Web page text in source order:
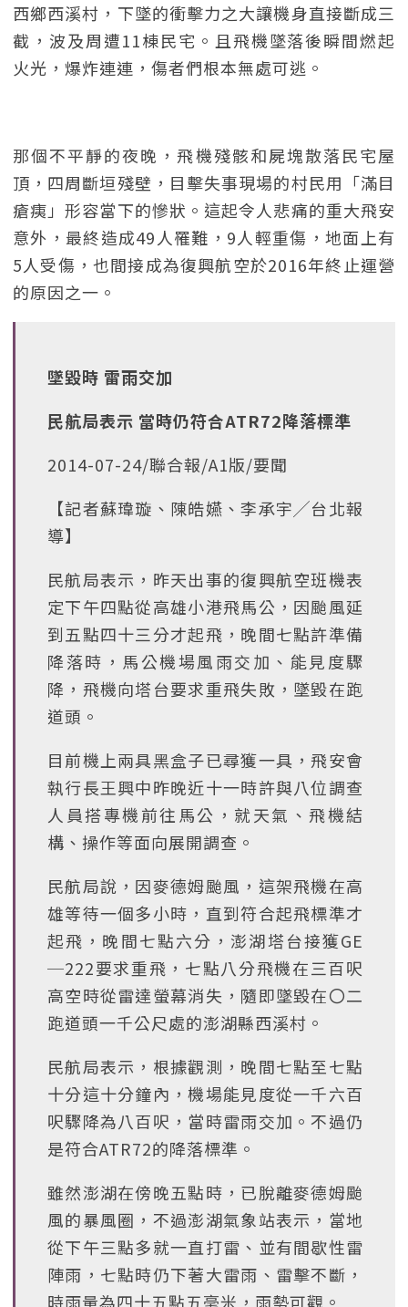
西鄉西溪村，下墜的衝擊力之大讓機身直接斷成三
截，波及周遭11棟民宅。且飛機墜落後瞬間燃起
火光，爆炸連連，傷者們根本無處可逃。
那個不平靜的夜晚，飛機殘骸和屍塊散落民宅屋
頂，四周斷垣殘壁，目擊失事現場的村民用「滿目
瘡痍」形容當下的慘狀。這起令人悲痛的重大飛安
意外，最終造成49人罹難，9人輕重傷，地面上有
5人受傷，也間接成為復興航空於2016年終止運營
的原因之一。
墜毀時 雷雨交加
民航局表示 當時仍符合ATR72降落標準
2014-07-24/聯合報/A1版/要聞
【記者蘇瑋璇、陳皓嬿、李承宇╱台北報
導】
民航局表示，昨天出事的復興航空班機表
定下午四點從高雄小港飛馬公，因颱風延
到五點四十三分才起飛，晚間七點許準備
降落時，馬公機場風雨交加、能見度驟
降，飛機向塔台要求重飛失敗，墜毀在跑
道頭。
目前機上兩具黑盒子已尋獲一具，飛安會
執行長王興中昨晚近十一時許與八位調查
人員搭專機前往馬公，就天氣、飛機結
構、操作等面向展開調查。
民航局說，因麥德姆颱風，這架飛機在高
雄等待一個多小時，直到符合起飛標準才
起飛，晚間七點六分，澎湖塔台接獲GE
─222要求重飛，七點八分飛機在三百呎
高空時從雷達螢幕消失，隨即墜毀在〇二
跑道頭一千公尺處的澎湖縣西溪村。
民航局表示，根據觀測，晚間七點至七點
十分這十分鐘內，機場能見度從一千六百
呎驟降為八百呎，當時雷雨交加。不過仍
是符合ATR72的降落標準。
雖然澎湖在傍晚五點時，已脫離麥德姆颱
風的暴風圈，不過澎湖氣象站表示，當地
從下午三點多就一直打雷、並有間歇性雷
陣雨，七點時仍下著大雷雨、雷擊不斷，
時雨量為四十五點五毫米，雨勢可觀。